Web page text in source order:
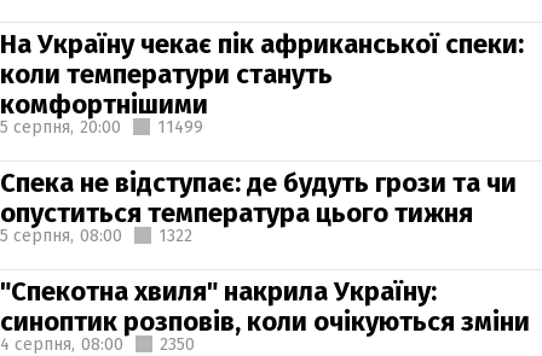
На Україну чекає пік африканської спеки:
коли температури стануть
комфортнішими
5 серпня, 20:00 11499
Спека не відступає: де будуть грози та чи
опуститься температура цього тижня
5 серпня, 08:00 1322
"Спекотна хвиля" накрила Україну:
синоптик розповів, коли очікуються зміни
4 серпня, 08:00 2350